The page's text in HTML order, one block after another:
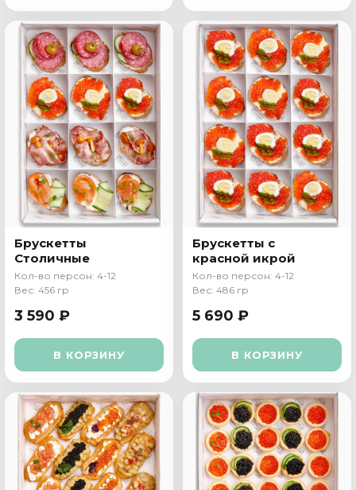
Брускетты
Столичные
Кол-во персон: 4-12
Вес: 456 гр
3 590 ₽
В КОРЗИНУ
Брускетты с
красной икрой
Кол-во персон: 4-12
Вес: 486 гр
5 690 ₽
В КОРЗИНУ